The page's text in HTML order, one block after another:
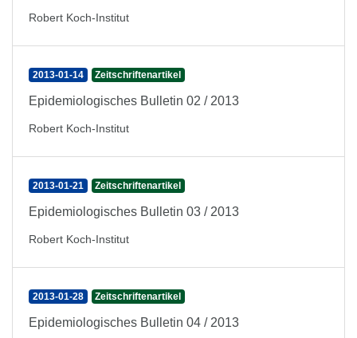
Robert Koch-Institut
2013-01-14 Zeitschriftenartikel
Epidemiologisches Bulletin 02 / 2013
Robert Koch-Institut
2013-01-21 Zeitschriftenartikel
Epidemiologisches Bulletin 03 / 2013
Robert Koch-Institut
2013-01-28 Zeitschriftenartikel
Epidemiologisches Bulletin 04 / 2013